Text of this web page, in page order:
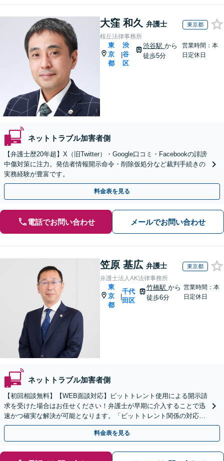
大窪 和久 弁護士 東京都
桜丘法律事務所
東
京
都
|
渋
谷
区
渋谷駅から
徒歩5分
営業時間：本
日定休日
ネットトラブル加害者側
【弁護士歴20年超】X（旧Twitter）・Google口コミ・Facebookの誹謗
中傷対策に注力。発信者情報開示命令・削除仮処分など裁判手続きの
実務経験が豊富です。
料金表を見る
電話でお問い合わせ メールでお問い合わせ
笠原 基広 弁護士 東京都
弁護士法人AK法律事務所
東
京
都
|
千代
田区
竹橋駅 から
徒歩6分
営業時間：本
日定休日
ネットトラブル加害者側
【初回相談無料】【WEB面談対応】ビットトレント使用による開示請
求を受けた場合はお任せください！弁護士が早期に介入することで迅
速かつ確実な解決が可能となります。「ビットトレント関係の対応実
績100件以上」【休日・夜間・LINE相談可】
料金表を見る